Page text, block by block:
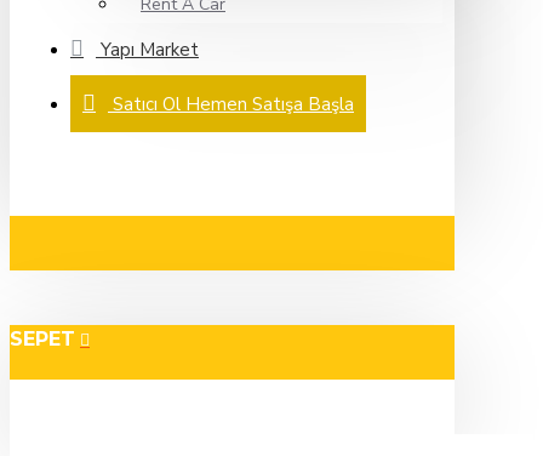
Yapı Market
Satıcı Ol Hemen Satışa Başla
SEPET